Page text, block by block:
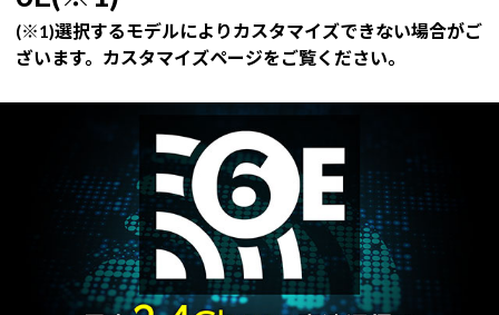
(※1)選択するモデルによりカスタマイズできない場合がご
ざいます。カスタマイズページをご覧ください。